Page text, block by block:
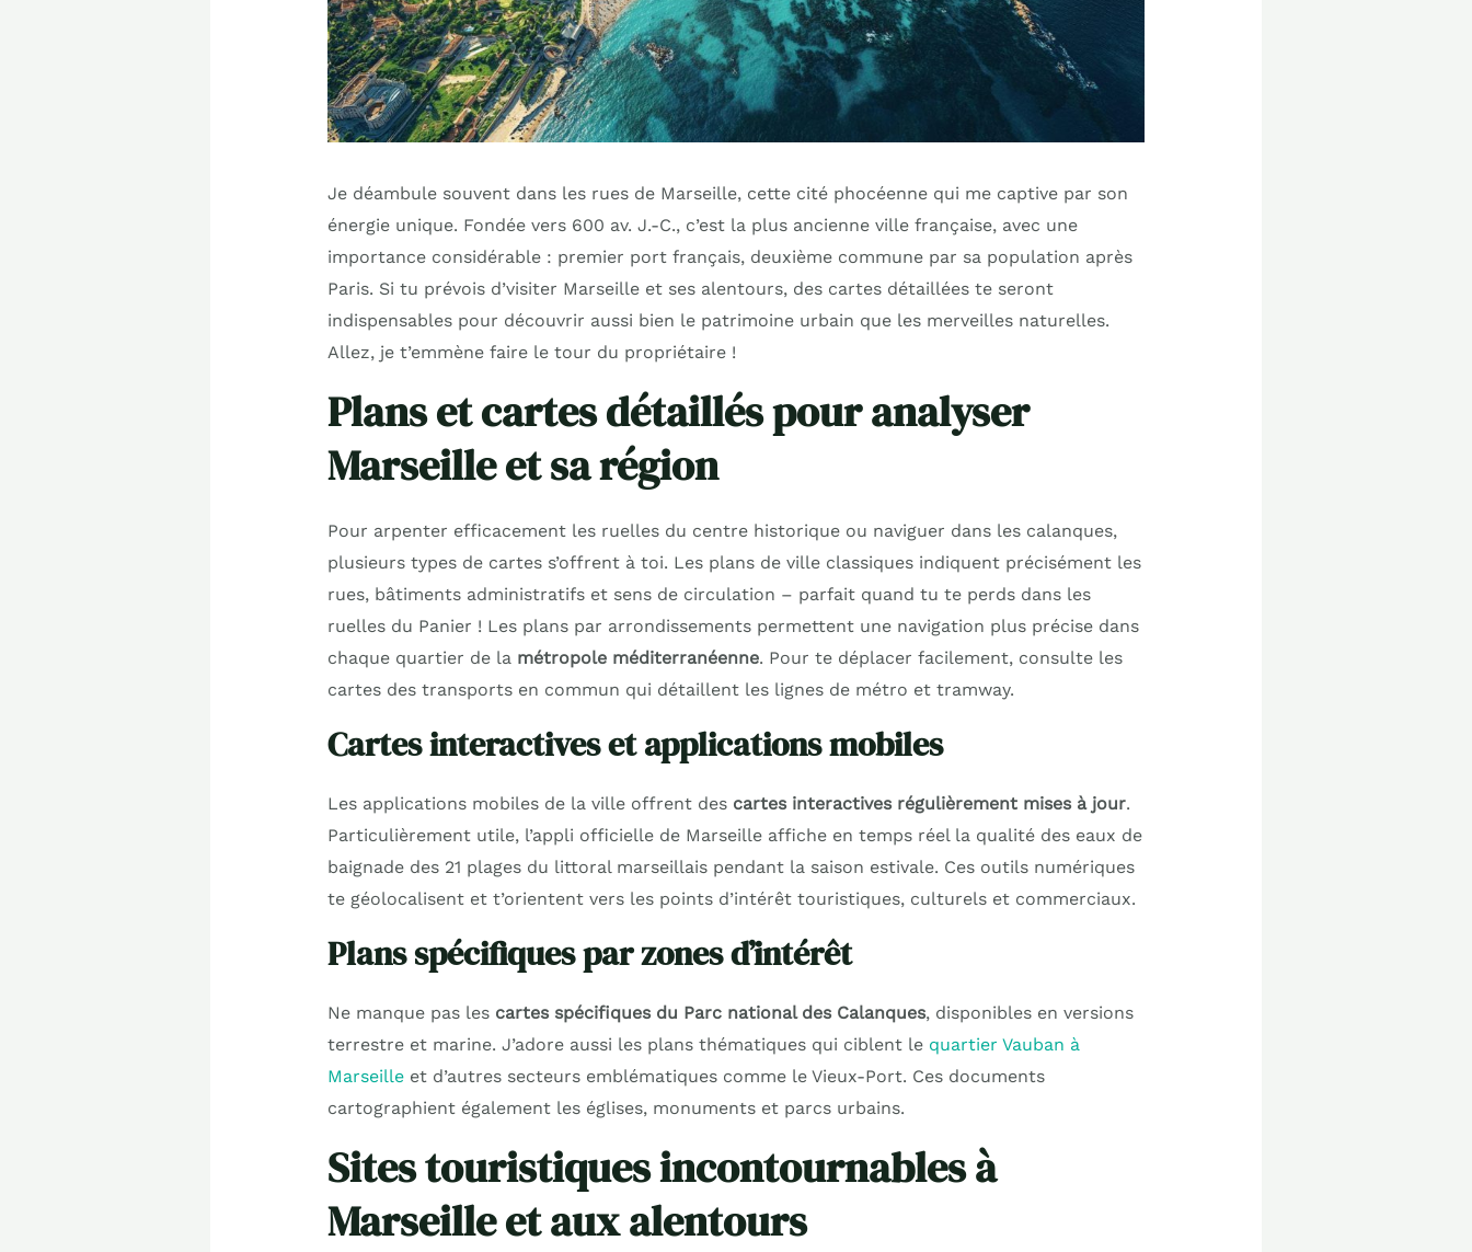
Je déambule souvent dans les rues de Marseille, cette cité phocéenne qui me captive par son
énergie unique. Fondée vers 600 av. J.-C., c’est la plus ancienne ville française, avec une
importance considérable : premier port français, deuxième commune par sa population après
Paris. Si tu prévois d’visiter Marseille et ses alentours, des cartes détaillées te seront
indispensables pour découvrir aussi bien le patrimoine urbain que les merveilles naturelles.
Allez, je t’emmène faire le tour du propriétaire !
Plans et cartes détaillés pour analyser
Marseille et sa région
Pour arpenter efficacement les ruelles du centre historique ou naviguer dans les calanques,
plusieurs types de cartes s’offrent à toi. Les plans de ville classiques indiquent précisément les
rues, bâtiments administratifs et sens de circulation – parfait quand tu te perds dans les
ruelles du Panier ! Les plans par arrondissements permettent une navigation plus précise dans
chaque quartier de la métropole méditerranéenne. Pour te déplacer facilement, consulte les
cartes des transports en commun qui détaillent les lignes de métro et tramway.
Cartes interactives et applications mobiles
Les applications mobiles de la ville offrent des cartes interactives régulièrement mises à jour.
Particulièrement utile, l’appli officielle de Marseille affiche en temps réel la qualité des eaux de
baignade des 21 plages du littoral marseillais pendant la saison estivale. Ces outils numériques
te géolocalisent et t’orientent vers les points d’intérêt touristiques, culturels et commerciaux.
Plans spécifiques par zones d’intérêt
Ne manque pas les cartes spécifiques du Parc national des Calanques, disponibles en versions
terrestre et marine. J’adore aussi les plans thématiques qui ciblent le quartier Vauban à
Marseilleet d’autres secteurs emblématiques comme le Vieux-Port. Ces documents
cartographient également les églises, monuments et parcs urbains.
Sites touristiques incontournables à
Marseille et aux alentours